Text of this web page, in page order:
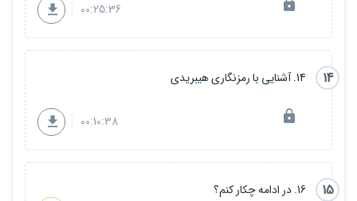
00:25:36
14 14. آشنایی با رمزنگاری هیبریدی
00:10:38
15
16. در ادامه چکار کنم؟